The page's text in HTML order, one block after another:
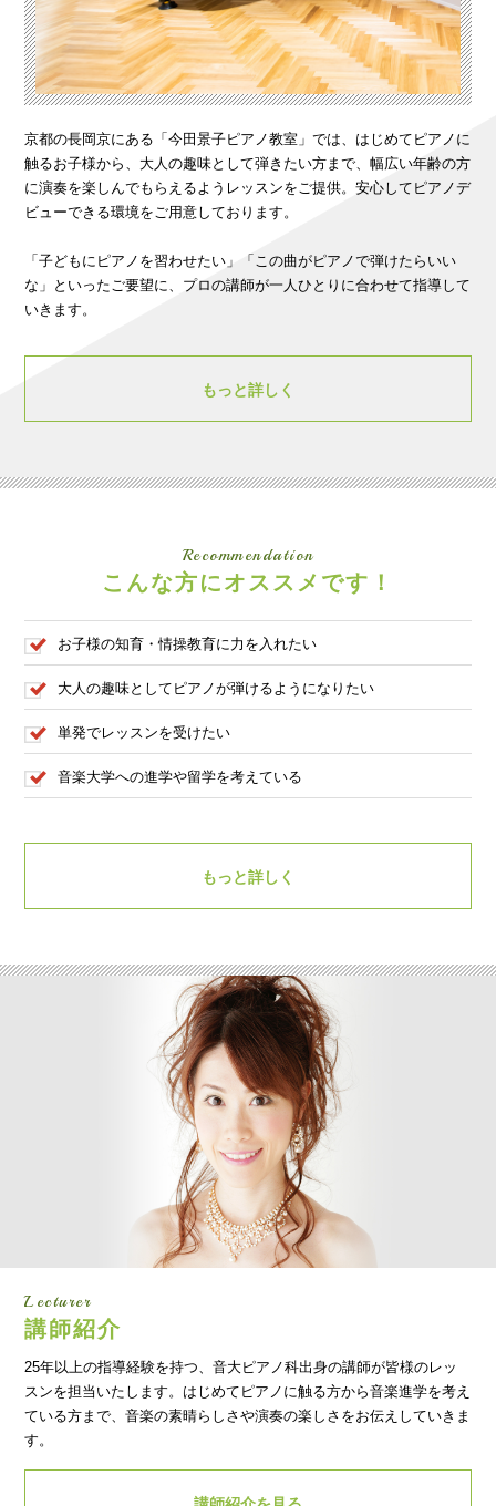
京都の長岡京にある「今田景子ピアノ教室」では、はじめてピアノに
触るお子様から、大人の趣味として弾きたい方まで、幅広い年齢の方
に演奏を楽しんでもらえるようレッスンをご提供。安心してピアノデ
ビューできる環境をご用意しております。
「子どもにピアノを習わせたい」「この曲がピアノで弾けたらいい
な」といったご要望に、プロの講師が一人ひとりに合わせて指導して
いきます。
もっと詳しく
Recommendation
こんな方にオススメです！
お子様の知育・情操教育に力を入れたい
大人の趣味としてピアノが弾けるようになりたい
単発でレッスンを受けたい
音楽大学への進学や留学を考えている
もっと詳しく
Lecturer
講師紹介
25年以上の指導経験を持つ、音大ピアノ科出身の講師が皆様のレッ
スンを担当いたします。はじめてピアノに触る方から音楽進学を考え
ている方まで、音楽の素晴らしさや演奏の楽しさをお伝えしていきま
す。